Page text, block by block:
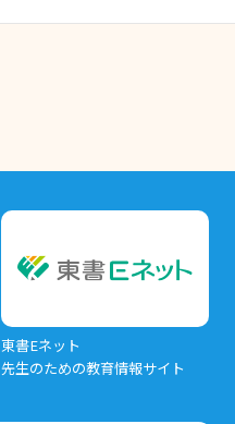
東書Eネット
先生のための教育情報サイト